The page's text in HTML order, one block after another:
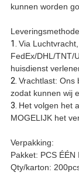
kunnen worden
1. Via
FedEx/DHL/TNT/
huisdienst
2. Vrachtlast: Ons
zodat kunnen wij
3. Het volgen het
MOGELIJK het
Verpakking:
Pakket: PCS ÉÉN
Qty/karton: